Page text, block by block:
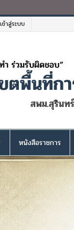
เข้าสู่ระบบ
ตพื้นที่ก
สพม.สุรินท
หนังสือราชการ